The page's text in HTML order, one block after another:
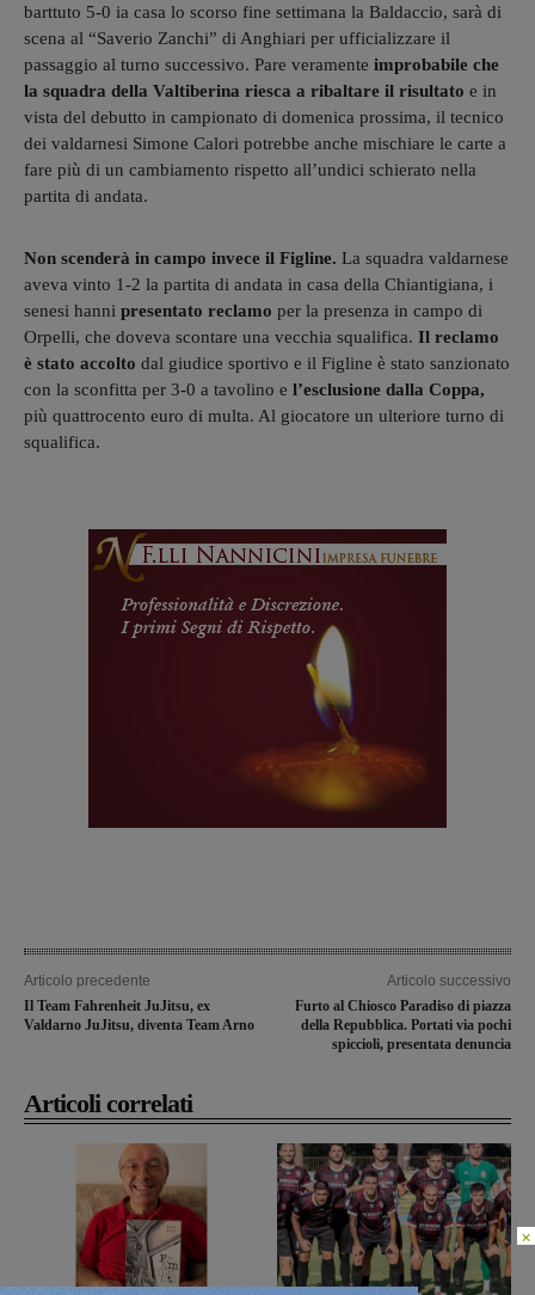
barttuto 5-0 ia casa lo scorso fine settimana la Baldaccio, sarà di
scena al “Saverio Zanchi” di Anghiari per ufficializzare il
passaggio al turno successivo. Pare veramente improbabile che
la squadra della Valtiberina riesca a ribaltare il risultato e in
vista del debutto in campionato di domenica prossima, il tecnico
dei valdarnesi Simone Calori potrebbe anche mischiare le carte a
fare più di un cambiamento rispetto all’undici schierato nella
partita di andata.
Non scenderà in campo invece il Figline. La squadra valdarnese
aveva vinto 1-2 la partita di andata in casa della Chiantigiana, i
senesi hanni presentato reclamo per la presenza in campo di
Orpelli, che doveva scontare una vecchia squalifica. Il reclamo
è stato accolto dal giudice sportivo e il Figline è stato sanzionato
con la sconfitta per 3-0 a tavolino e l’esclusione dalla Coppa,
più quattrocento euro di multa. Al giocatore un ulteriore turno di
squalifica.
Articolo precedente
Il Team Fahrenheit JuJitsu, ex
Valdarno JuJitsu, diventa Team Arno
Articolo successivo
Furto al Chiosco Paradiso di piazza
della Repubblica. Portati via pochi
spiccioli, presentata denuncia
Articoli correlati
×